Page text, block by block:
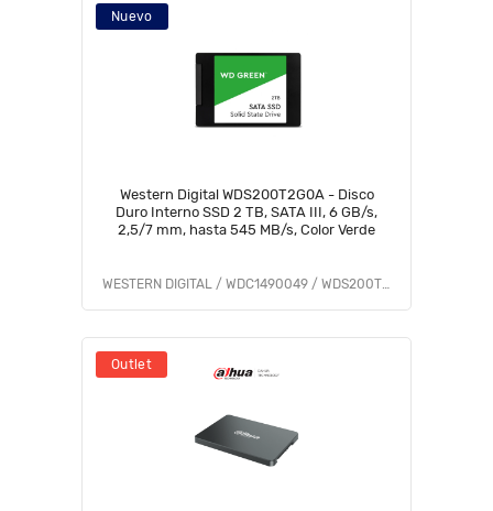
Nuevo
Western Digital WDS200T2G0A - Disco
Duro Interno SSD 2 TB, SATA III, 6 GB/s,
2,5/7 mm, hasta 545 MB/s, Color Verde
WESTERN DIGITAL / WDC1490049 / WDS200T2G0A
Outlet